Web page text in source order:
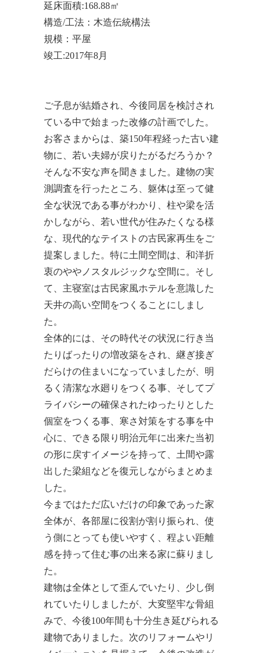
延床面積:168.88㎡
構造/工法：木造伝統構法
規模：平屋
竣工:2017年8月
ご子息が結婚され、今後同居を検討され
ている中で始まった改修の計画でした。
お客さまからは、築150年程経った古い建
物に、若い夫婦が戻りたがるだろうか？
そんな不安な声を聞きました。建物の実
測調査を行ったところ、躯体は至って健
全な状況である事がわかり、柱や梁を活
かしながら、若い世代が住みたくなる様
な、現代的なテイストの古民家再生をご
提案しました。特に土間空間は、和洋折
衷のややノスタルジックな空間に。そし
て、主寝室は古民家風ホテルを意識した
天井の高い空間をつくることにしまし
た。
全体的には、その時代その状況に行き当
たりばったりの増改築をされ、継ぎ接ぎ
だらけの住まいになっていましたが、明
るく清潔な水廻りをつくる事、そしてプ
ライバシーの確保されたゆったりとした
個室をつくる事、寒さ対策をする事を中
心に、できる限り明治元年に出来た当初
の形に戻すイメージを持って、土間や露
出した梁組などを復元しながらまとめま
した。
今まではただ広いだけの印象であった家
全体が、各部屋に役割が割り振られ、使
う側にとっても使いやすく、程よい距離
感を持って住む事の出来る家に蘇りまし
た。
建物は全体として歪んでいたり、少し倒
れていたりしましたが、大変堅牢な骨組
みで、今後100年間も十分生き延びられる
建物でありました。次のリフォームやリ